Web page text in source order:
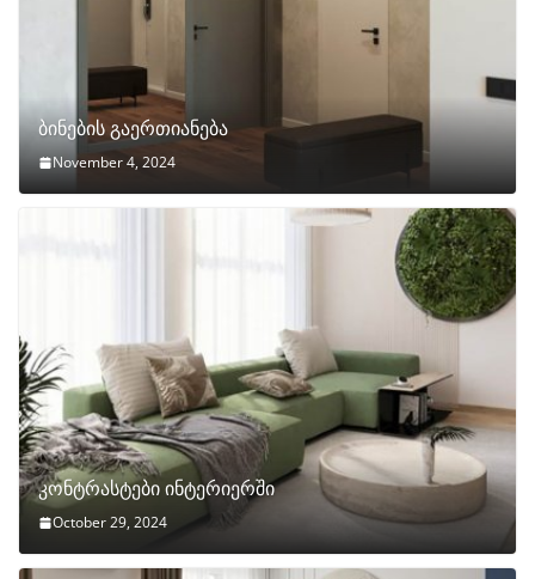
ბინების გაერთიანება
November 4, 2024
კონტრასტები ინტერიერში
October 29, 2024